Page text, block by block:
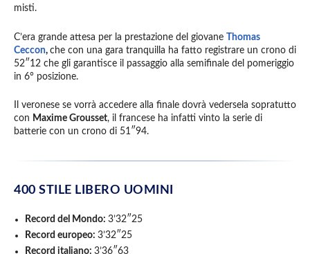
misti.
C’era grande attesa per la prestazione del giovane Thomas
Ceccon, che con una gara tranquilla ha fatto registrare un crono di
52″12 che gli garantisce il passaggio alla semifinale del pomeriggio
in 6° posizione.
Il veronese se vorrà accedere alla finale dovrà vedersela sopratutto
con Maxime Grousset, il francese ha infatti vinto la serie di
batterie con un crono di 51″94.
400 STILE LIBERO UOMINI
Record del Mondo: 3’32″25
Record europeo: 3’32″25
Record italiano: 3’36″63